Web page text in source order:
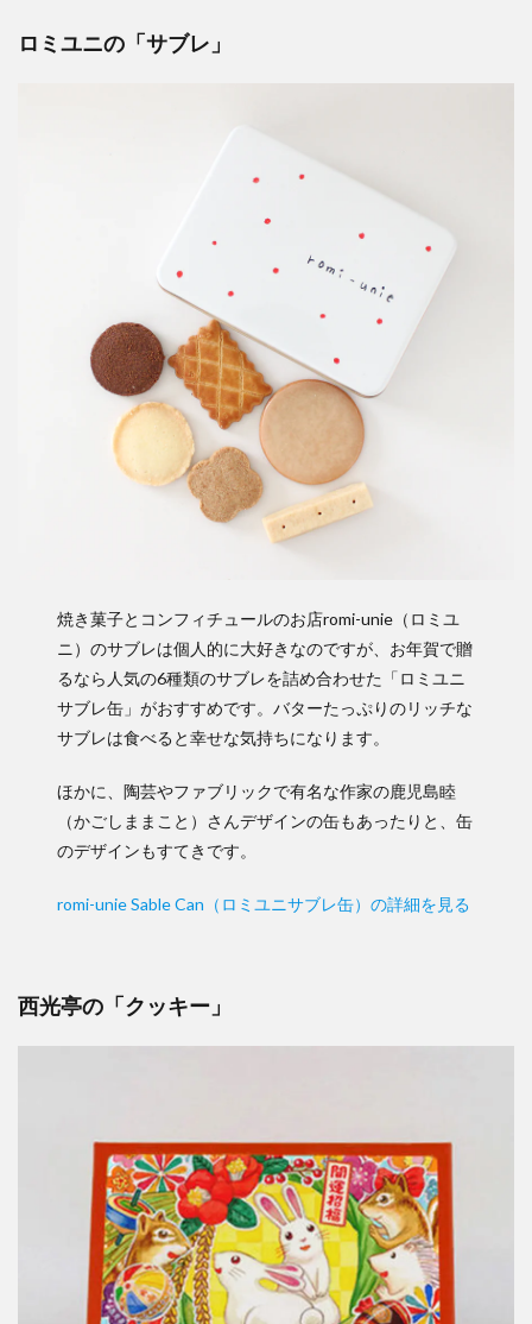
ロミユニの「サブレ」
焼き菓子とコンフィチュールのお店romi-unie（ロミユ
ニ）のサブレは個人的に大好きなのですが、お年賀で贈
るなら人気の6種類のサブレを詰め合わせた「ロミユニ
サブレ缶」がおすすめです。バターたっぷりのリッチな
サブレは食べると幸せな気持ちになります。
ほかに、陶芸やファブリックで有名な作家の鹿児島睦
（かごしままこと）さんデザインの缶もあったりと、缶
のデザインもすてきです。
romi-unie Sable Can（ロミユニサブレ缶）の詳細を見る
西光亭の「クッキー」